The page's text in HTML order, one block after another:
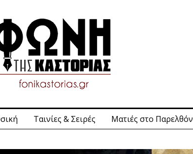
Ταινίες & Σειρές Ματιές στο Παρελθόν